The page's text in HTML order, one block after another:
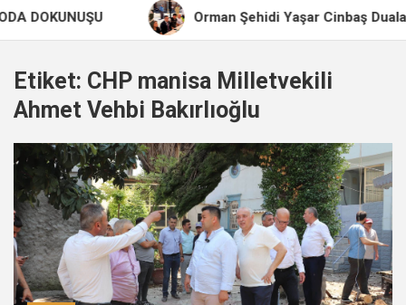
Orman Şehidi Yaşar Cinbaş Dualarla
Etiket: CHP manisa Milletvekili
Ahmet Vehbi Bakırlıoğlu